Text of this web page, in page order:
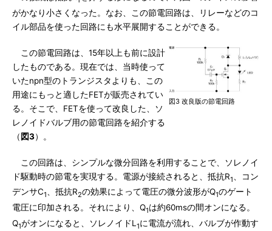
がかなり小さくなった。なお、この節電回路は、リレーなどのコ
イル部品を使った回路にも水平展開することができる。
図3 改良版の節電回路
この節電回路は、15年以上も前に設計
したものである。現在では、当時使って
いたnpn型のトランジスタよりも、この
用途にもっと適したFETが販売されてい
る。そこで、FETを使って改良した、ソ
レノイドバルブ用の節電回路を紹介する
（ 図3）。
この回路は、シンプルな微分回路を利用することで、ソレノイ
ド駆動時の節電を実現する。電源が接続されると、抵抗R1
、コン
デンサC1、抵抗R2の効果によって電圧の微分波形がQ1のゲート
電圧に印加される。それにより、Q1は約60msの間オンになる。
Q1がオンになると、ソレノイドL 1に電流が流れ、バルブが作動す